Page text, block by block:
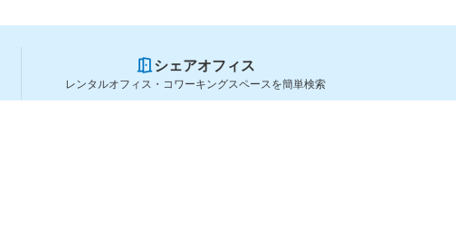
シェアオフィス
レンタルオフィス・コワーキングスペースを簡単検索